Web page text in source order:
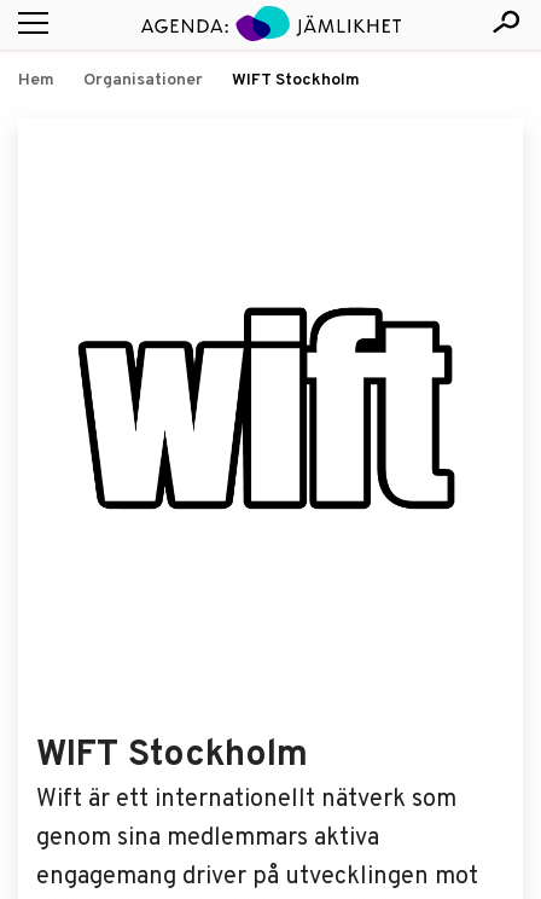
Hem Organisationer WIFT Stockholm
WIFT Stockholm
Wift är ett internationellt nätverk som
genom sina medlemmars aktiva
engagemang driver på utvecklingen mot